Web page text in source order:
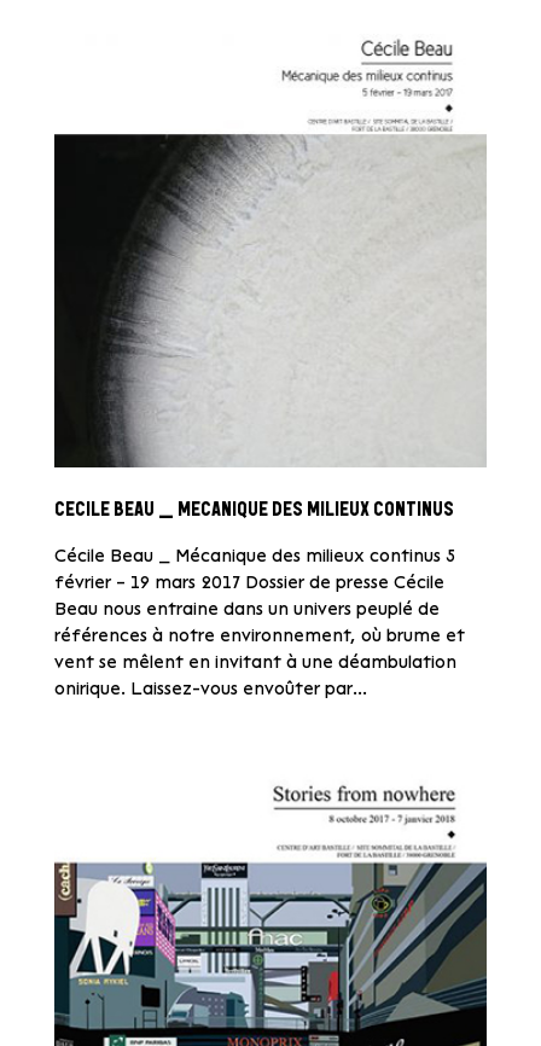
CECILE BEAU _ MECANIQUE DES MILIEUX CONTINUS
Cécile Beau _ Mécanique des milieux continus 5
février – 19 mars 2017 Dossier de presse Cécile
Beau nous entraine dans un univers peuplé de
références à notre environnement, où brume et
vent se mêlent en invitant à une déambulation
onirique. Laissez-vous envoûter par...